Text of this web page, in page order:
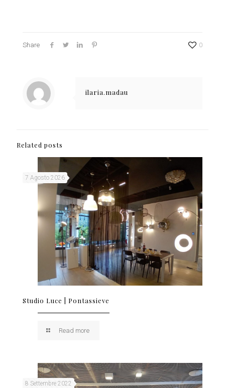
Share 0
ilaria.madau
Related posts
7 Agosto 2026
Studio Luce | Pontassieve
Read more
8 Settembre 2022